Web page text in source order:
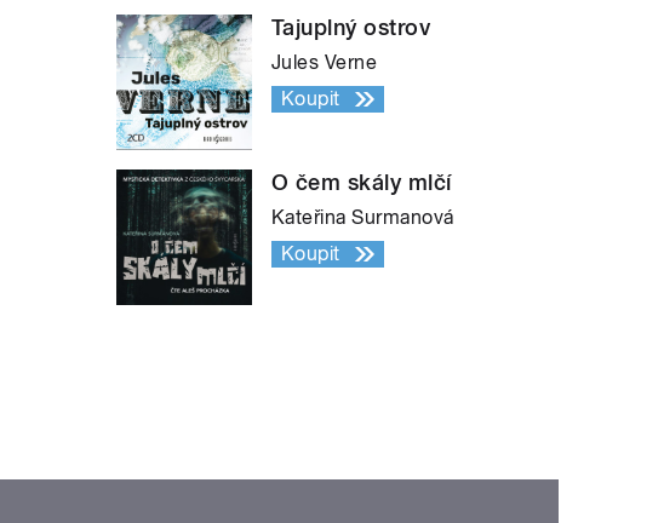
Tajuplný ostrov
Jules Verne
Koupit
O čem skály mlčí
Kateřina Surmanová
Koupit